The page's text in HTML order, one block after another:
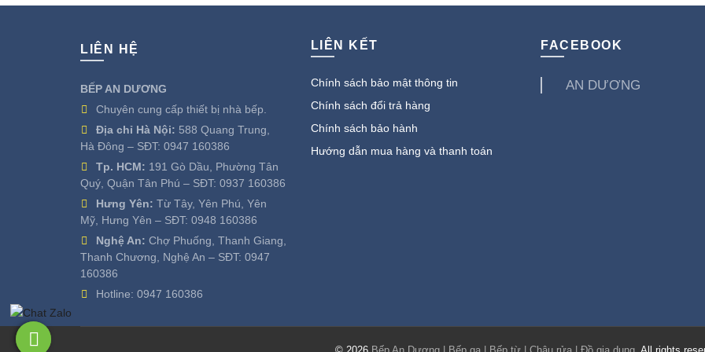
LIÊN HỆ
BẾP AN DƯƠNG
Chuyên cung cấp thiết bị nhà bếp.
Địa chỉ Hà Nội: 588 Quang Trung,
Hà Đông – SĐT: 0947 160386
Tp. HCM: 191 Gò Dầu, Phường Tân
Quý, Quận Tân Phú – SĐT: 0937 160386
Hưng Yên: Từ Tây, Yên Phú, Yên
Mỹ, Hưng Yên – SĐT: 0948 160386
Nghệ An: Chợ Phuống, Thanh Giang,
Thanh Chương, Nghệ An – SĐT: 0947
160386
Hotline: 0947 160386
LIÊN KẾT
Chính sách bảo mật thông tin
Chính sách đổi trả hàng
Chính sách bảo hành
Hướng dẫn mua hàng và thanh toán
FACEBOOK
AN DƯƠNG